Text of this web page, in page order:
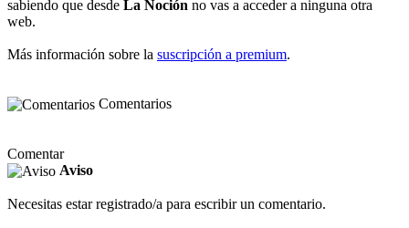
sabiendo que desde La Noción no vas a acceder a ninguna otra
web.
Más información sobre la suscripción a premium.
Comentarios
Comentar
Aviso
Necesitas estar registrado/a para escribir un comentario.